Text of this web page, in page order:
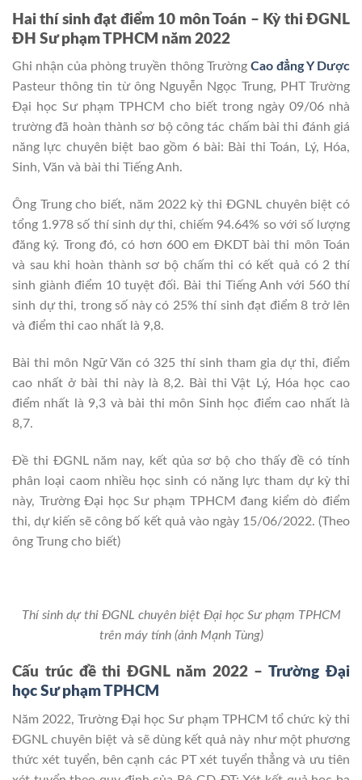
Hai thí sinh đạt điểm 10 môn Toán – Kỳ thi ĐGNL
ĐH Sư phạm TPHCM năm 2022
Ghi nhận của phòng truyền thông Trường Cao đẳng Y Dược
Pasteur thông tin từ ông Nguyễn Ngọc Trung, PHT Trường
Đại học Sư phạm TPHCM cho biết trong ngày 09/06 nhà
trường đã hoàn thành sơ bộ công tác chấm bài thi đánh giá
năng lực chuyên biệt bao gồm 6 bài: Bài thi Toán, Lý, Hóa,
Sinh, Văn và bài thi Tiếng Anh.
Ông Trung cho biết, năm 2022 kỳ thi ĐGNL chuyên biệt có
tổng 1.978 số thí sinh dự thi, chiếm 94.64% so với số lượng
đăng ký. Trong đó, có hơn 600 em ĐKDT bài thi môn Toán
và sau khi hoàn thành sơ bộ chấm thi có kết quả có 2 thí
sinh giành điểm 10 tuyệt đối. Bài thi Tiếng Anh với 560 thí
sinh dự thi, trong số này có 25% thí sinh đạt điểm 8 trở lên
và điểm thi cao nhất là 9,8.
Bài thi môn Ngữ Văn có 325 thí sinh tham gia dự thi, điểm
cao nhất ở bài thi này là 8,2. Bài thi Vật Lý, Hóa học cao
điểm nhất là 9,3 và bài thi môn Sinh học điểm cao nhất là
8,7.
Đề thi ĐGNL năm nay, kết qủa sơ bộ cho thấy đề có tính
phân loại caom nhiều học sinh có năng lực tham dự kỳ thi
này, Trường Đại học Sư phạm TPHCM đang kiểm dò điểm
thi, dự kiến sẽ công bố kết quả vào ngày 15/06/2022. (Theo
ông Trung cho biết)
Thí sinh dự thi ĐGNL chuyên biệt Đại học Sư phạm TPHCM
trên máy tính (ảnh Mạnh Tùng)
Cấu trúc đề thi ĐGNL năm 2022 –Trường Đại
học Sư phạm TPHCM
Năm 2022, Trường Đại học Sư phạm TPHCM tổ chức kỳ thi
ĐGNL chuyên biệt và sẽ dùng kết quả này như một phương
thức xét tuyển, bên cạnh các PT xét tuyển thẳng và ưu tiên